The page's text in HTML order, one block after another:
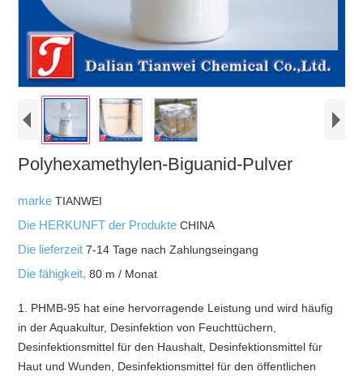
Polyhexamethylen-Biguanid-Pulver
markeTIANWEI
Die HERKUNFT der ProdukteCHINA
Die lieferzeit7-14 Tage nach Zahlungseingang
Die fähigkeit,80 m / Monat
1. PHMB-95 hat eine hervorragende Leistung und wird häufig
in der Aquakultur, Desinfektion von Feuchttüchern,
Desinfektionsmittel für den Haushalt, Desinfektionsmittel für
Haut und Wunden, Desinfektionsmittel für den öffentlichen